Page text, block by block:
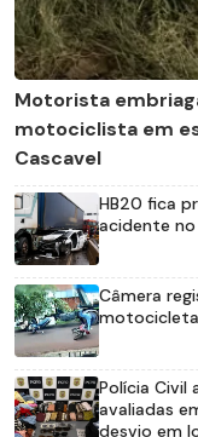
Motorista
motociclista em
Cascavel
HB20 fica
acidente
Câmera
Polícia Civil
avaliadas
desvio em